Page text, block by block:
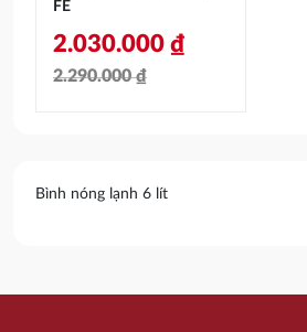
FE
2.290.000₫
2.030.000 ₫
Bình nóng lạnh 6 lít